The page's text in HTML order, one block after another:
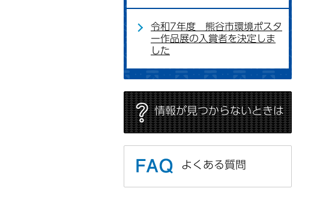
令和7年度 熊谷市環境ポスタ
ー作品展の入賞者を決定しま
した
情報が見つからないときは
よくある質問